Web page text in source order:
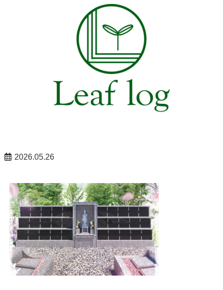
2026.05.26